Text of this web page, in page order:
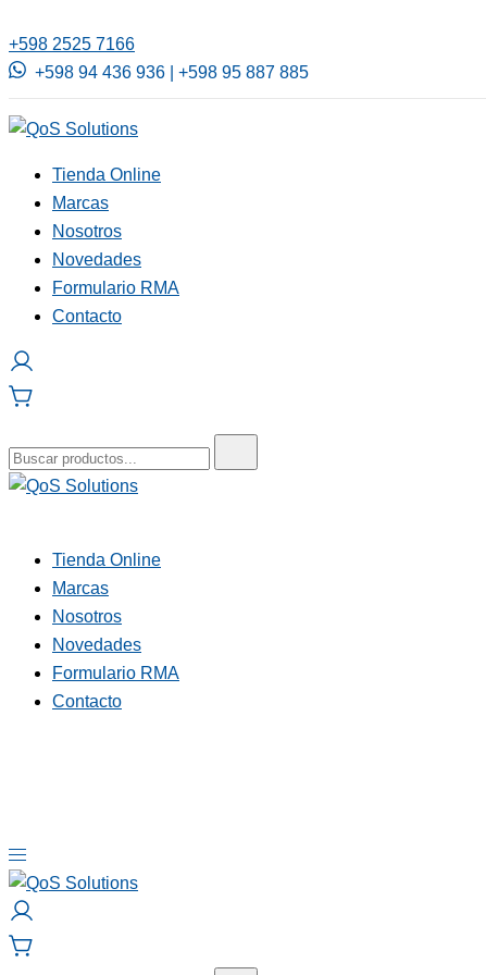
+598 2525 7166
+598 94 436 936 | +598 95 887 885
Tienda Online
Marcas
Nosotros
Novedades
Formulario RMA
Contacto
Buscar:
Tienda Online
Marcas
Nosotros
Novedades
Formulario RMA
Contacto
QoS Solutions